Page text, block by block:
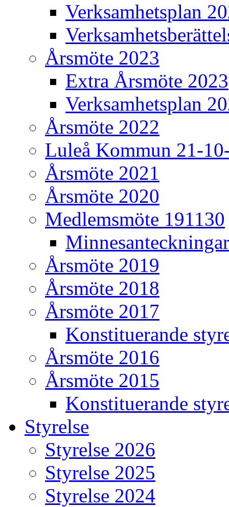
Verksamhetsplan
Årsmöte 2023
Extra Årsmöte 2023
Verksamhetsplan
Årsmöte 2022
Luleå Kommun 21-
Årsmöte 2021
Årsmöte 2020
Medlemsmöte 191130
Minnesanteckningar
Årsmöte 2019
Årsmöte 2018
Årsmöte 2017
Konstituerande
Årsmöte 2016
Årsmöte 2015
Konstituerande
Styrelse
Styrelse 2026
Styrelse 2025
Styrelse 2024